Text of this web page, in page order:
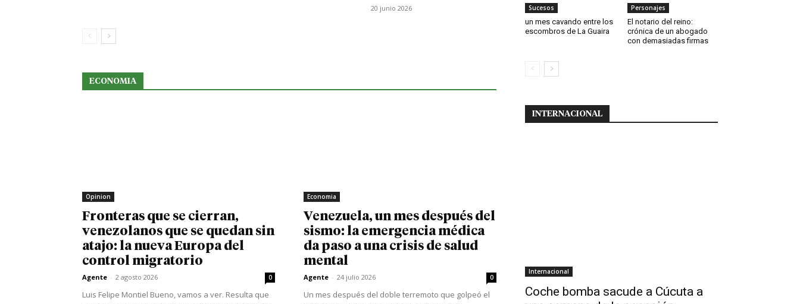
20 junio 2026
ECONOMIA
Opinion
Fronteras que se cierran,
venezolanos que se quedan sin
atajo: la nueva Europa del
control migratorio
Agente - 2 agosto 2026 0
Luis Felipe Montiel Bueno, vamos a ver. Resulta que
Economia
Venezuela, un mes después del
sismo: la emergencia médica
da paso a una crisis de salud
mental
Agente - 24 julio 2026 0
Un mes después del doble terremoto que golpeó el
Sucesos
un mes cavando entre los
escombros de La Guaira
Personajes
El notario del reino:
crónica de un abogado
con demasiadas firmas
INTERNACIONAL
Internacional
Coche bomba sacude a Cúcuta a